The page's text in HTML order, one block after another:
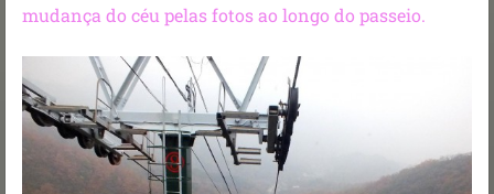
mudança do céu pelas fotos ao longo do passeio.